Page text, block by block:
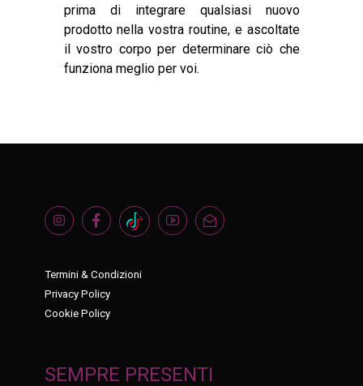
prima di integrare qualsiasi nuovo
prodotto nella vostra routine, e ascoltate
il vostro corpo per determinare ciò che
funziona meglio per voi.
Termini & Condizioni
Privacy Policy
Cookie Policy
SEMPRE PRESENTI